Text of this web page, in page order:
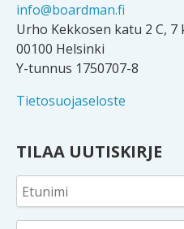
info@boardman.fi
Urho Kekkosen katu 2 C, 7
00100 Helsinki
Y-tunnus 1750707-8
Tietosuojaseloste
TILAA UUTISKIRJE